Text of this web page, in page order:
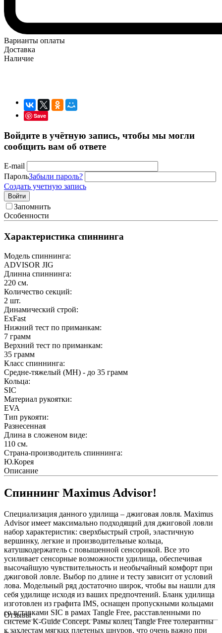
Варианты оплаты
Доставка
Наличие
Save
Войдите в учётную запись, чтобы мы могли
сообщить вам об ответе
E-mail
ПарольЗабыли пароль?
Создать учетную запись
Войти
Запомнить
Особенности
Характеристика спиннинга
Модель спиннинга:
ADVISOR JIG
Длинна спиннинга:
220 см.
Количество секций:
2 шт.
Динамический строй:
ExFast
Нижний тест по приманкам:
7 грамм
Верхний тест по приманкам:
35 грамм
Класс спиннинга:
Cредне-тяжелый (MH) - до 35 грамм
Кольца:
SIC
Материал рукоятки:
EVA
Тип рукояти:
Разнесенная
Длина в сложеном виде:
110 см.
Страна-производитель спиннинга:
Ю.Корея
Описание
Спиннинг Maximus Advisor!
Специализация данного удилища – джиговая ловля. Maximus
Advisor имеет максимально подходящий для джиговой ловли
набор характеристик: сверхбыстрый строй, эластичную
вершинку, легкие и производительные кольца,
катушкодержатель с повышенной сенсорикой. Все это
усиливает сенсорные возможности удилища, обеспечивая
высочайшую чувствительность и необычайный комфорт при
джиговой ловле. Выбор по длине и тесту зависит от условий
лова. Модельный ряд достаточно широк, чтобы вы нашли для
себя удилище исходя из ваших предпочтений. Бланк удилища
изготовлен из графита IMS, оснащен пропускными кольцами
со вставками SIC в рамах Tangle Free, расставленными по
системе K-Guide Concept. Рамы колец Tangle Free толерантны
к захлестам мягких плетеных шнуров, что очень важно при
Отзывы